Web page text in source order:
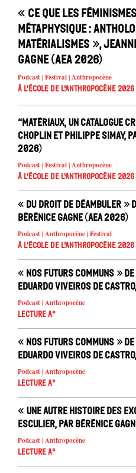
« Ce que les
métaphysique :
matérialismes »,
Gagne (AEA 2026)
Podcast | Festival | Anthropocène
À l'école de l'Anthropocène 2026
“Matériaux, un catalogue
Choplin et Philippe Simay,
2026)
Podcast | Festival | Anthropocène
À l'école de l'Anthropocène 2026
« Du droit de déambuler »
Bérénice Gagne (AEA 2026)
Podcast | Anthropocène | Festival
À l'école de l'Anthropocène 2026
« Nos futurs communs »
Eduardo Viveiros de
Podcast | Anthropocène
Lecture A°
« Nos futurs communs »
Eduardo Viveiros de
Podcast | Anthropocène
Lecture A°
« Une autre histoire des
Esculier, par Bérénice
Podcast | Anthropocène
Lecture A°